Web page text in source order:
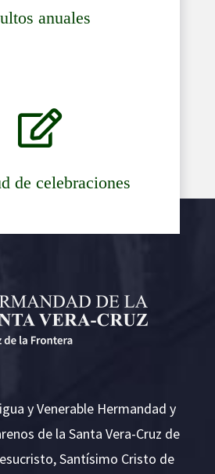
anuales

de celebraciones
y Venerable Hermandad y
de la Santa Vera-Cruz de
Santísimo Cristo de